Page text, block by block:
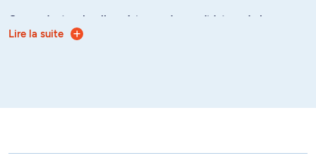
Cependant, selon l’expérience du candidat ou de la
candidate et conformément aux exigences du Collège
Lire la suite